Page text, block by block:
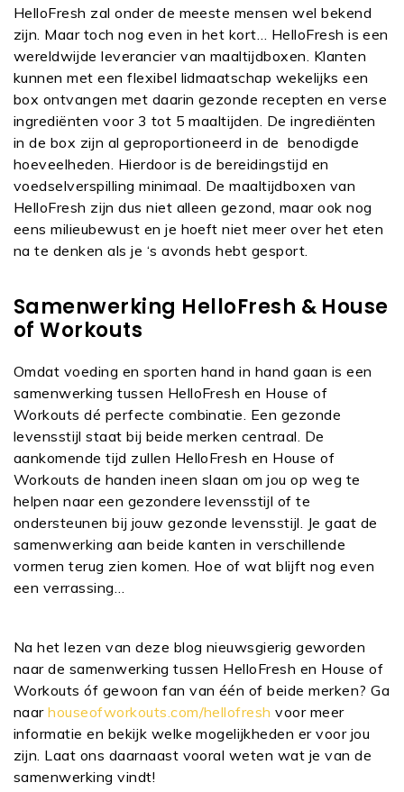
HelloFresh zal onder de meeste mensen wel bekend
zijn. Maar toch nog even in het kort… HelloFresh is een
wereldwijde leverancier van maaltijdboxen. Klanten
kunnen met een flexibel lidmaatschap wekelijks een
box ontvangen met daarin gezonde recepten en verse
ingrediënten voor 3 tot 5 maaltijden. De ingrediënten
in de box zijn al geproportioneerd in de benodigde
hoeveelheden. Hierdoor is de bereidingstijd en
voedselverspilling minimaal. De maaltijdboxen van
HelloFresh zijn dus niet alleen gezond, maar ook nog
eens milieubewust en je hoeft niet meer over het eten
na te denken als je ‘s avonds hebt gesport.
Samenwerking HelloFresh & House
of Workouts
Omdat voeding en sporten hand in hand gaan is een
samenwerking tussen HelloFresh en House of
Workouts dé perfecte combinatie. Een gezonde
levensstijl staat bij beide merken centraal. De
aankomende tijd zullen HelloFresh en House of
Workouts de handen ineen slaan om jou op weg te
helpen naar een gezondere levensstijl of te
ondersteunen bij jouw gezonde levensstijl. Je gaat de
samenwerking aan beide kanten in verschillende
vormen terug zien komen. Hoe of wat blijft nog even
een verrassing…
Na het lezen van deze blog nieuwsgierig geworden
naar de samenwerking tussen HelloFresh en House of
Workouts óf gewoon fan van één of beide merken? Ga
naarhouseofworkouts.com/hellofresh voor meer
informatie en bekijk welke mogelijkheden er voor jou
zijn. Laat ons daarnaast vooral weten wat je van de
samenwerking vindt!